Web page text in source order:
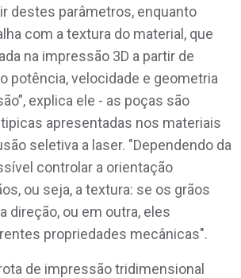
destes parâmetros, enquanto
com a textura do material, que
na impressão 3D a partir de
potência, velocidade e geometria
explica ele - as poças são
apresentadas nos materiais
seletiva a laser. "Dependendo da
controlar a orientação
ou seja, a textura: se os grãos
direção, ou em outra, eles
propriedades mecânicas".
de impressão tridimensional